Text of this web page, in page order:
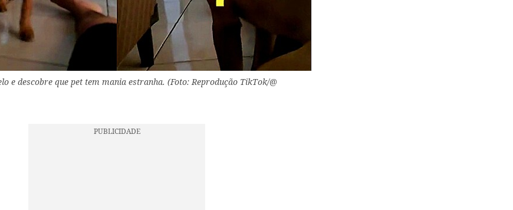
e descobre que pet tem mania estranha. (Foto: Reprodução TikTok/@